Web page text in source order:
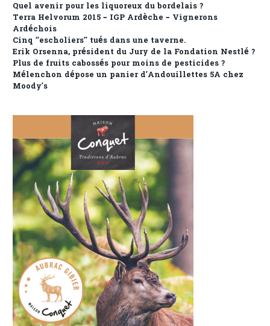
Quel avenir pour les liquoreux du bordelais ?
Terra Helvorum 2015 – IGP Ardèche – Vignerons
Ardéchois
Cinq “escholiers” tués dans une taverne.
Erik Orsenna, président du Jury de la Fondation Nestlé ?
Plus de fruits cabossés pour moins de pesticides ?
Mélenchon dépose un panier d’Andouillettes 5A chez
Moody’s